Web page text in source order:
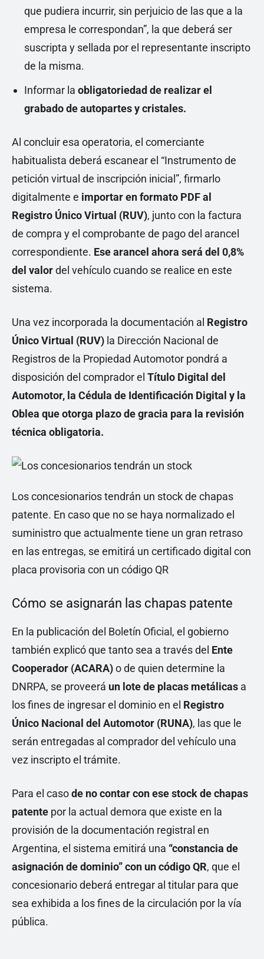
que pudiera incurrir, sin perjuicio de las que a la
empresa le correspondan”, la que deberá ser
suscripta y sellada por el representante inscripto
de la misma.
Informar la obligatoriedad de realizar el
grabado de autopartes y cristales.
Al concluir esa operatoria, el comerciante
habitualista deberá escanear el “Instrumento de
petición virtual de inscripción inicial”, firmarlo
digitalmente e importar en formato PDF al
Registro Único Virtual (RUV), junto con la factura
de compra y el comprobante de pago del arancel
correspondiente. Ese arancel ahora será del 0,8%
del valordel vehículo cuando se realice en este
sistema.
Una vez incorporada la documentación al Registro
Único Virtual (RUV) la Dirección Nacional de
Registros de la Propiedad Automotor pondrá a
disposición del comprador el Título Digital del
Automotor, la Cédula de Identificación Digital y la
Oblea que otorga plazo de gracia para la revisión
técnica obligatoria.
Los concesionarios tendrán un stock de chapas
patente. En caso que no se haya normalizado el
suministro que actualmente tiene un gran retraso
en las entregas, se emitirá un certificado digital con
placa provisoria con un código QR
Cómo se asignarán las chapas patente
En la publicación del Boletín Oficial, el gobierno
también explicó que tanto sea a través del Ente
Cooperador (ACARA)o de quien determine la
DNRPA, se proveerá un lote de placas metálicas a
los fines de ingresar el dominio en el Registro
Único Nacional del Automotor (RUNA), las que le
serán entregadas al comprador del vehículo una
vez inscripto el trámite.
Para el casode no contar con ese stock de chapas
patente por la actual demora que existe en la
provisión de la documentación registral en
Argentina, el sistema emitirá una “constancia de
asignación de dominio” con un código QR, que el
concesionario deberá entregar al titular para que
sea exhibida a los fines de la circulación por la vía
pública.